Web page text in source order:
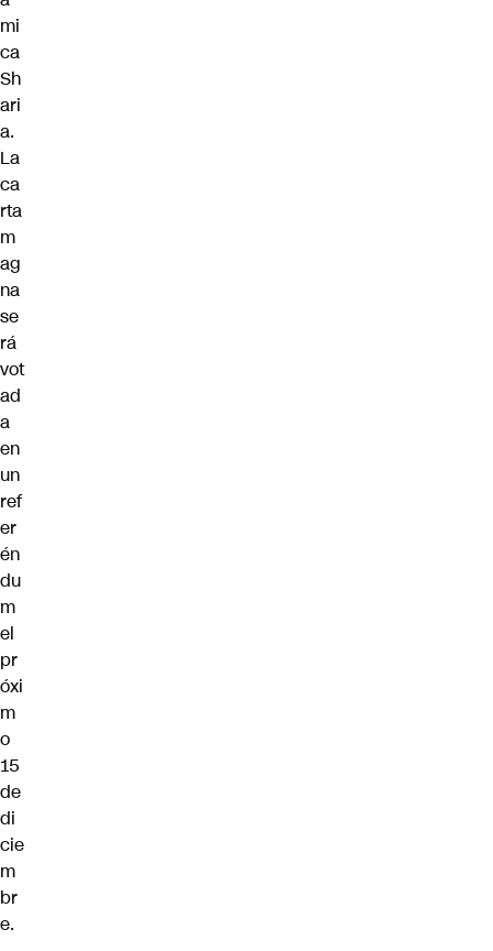
mi
ca
Sh
ari
a.
La
ca
rta
m
ag
na
se
rá
vot
ad
a
en
un
ref
er
én
du
m
el
pr
óxi
m
o
15
de
di
cie
m
br
e.